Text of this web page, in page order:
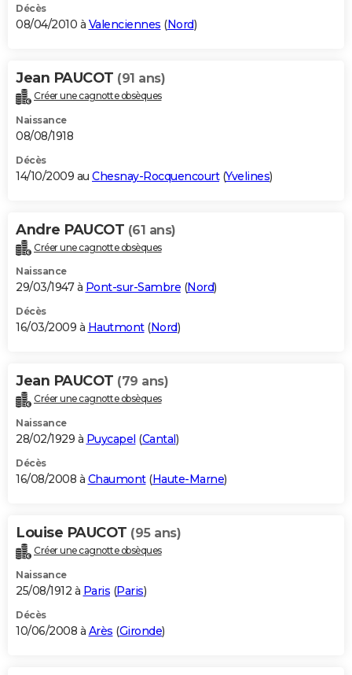
Décès
08/04/2010 à Valenciennes (Nord)
Jean PAUCOT (91 ans)
Créer une cagnotte obsèques
Naissance
08/08/1918
Décès
14/10/2009 au Chesnay-Rocquencourt(Yvelines)
Andre PAUCOT (61 ans)
Créer une cagnotte obsèques
Naissance
29/03/1947 à Pont-sur-Sambre (Nord)
Décès
16/03/2009 à Hautmont(Nord)
Jean PAUCOT (79 ans)
Créer une cagnotte obsèques
Naissance
28/02/1929 à Puycapel (Cantal)
Décès
16/08/2008 à Chaumont(Haute-Marne)
Louise PAUCOT (95 ans)
Créer une cagnotte obsèques
Naissance
25/08/1912 à Paris (Paris)
Décès
10/06/2008 à Arès (Gironde)